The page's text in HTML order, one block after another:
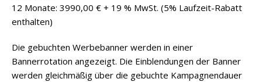
12 Monate: 3990,00 € + 19 % MwSt. (5% Laufzeit-Rabatt
enthalten)
Die gebuchten Werbebanner werden in einer
Bannerrotation angezeigt. Die Einblendungen der Banner
werden gleichmäßig über die gebuchte Kampagnendauer